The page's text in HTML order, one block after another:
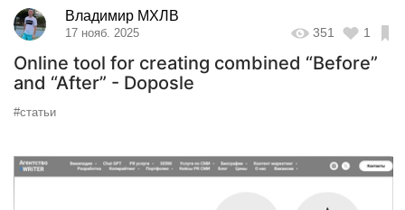
Владимир МХЛВ
17 нояб. 2025 351 1
Online tool for creating combined “Before”
and “After” - Doposle
#статьи